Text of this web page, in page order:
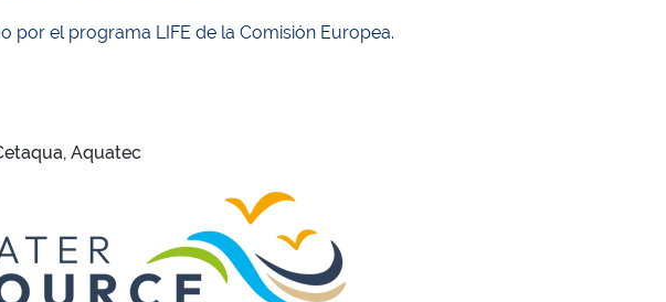
por el programa LIFE de la Comisión Europea.
Aquatec